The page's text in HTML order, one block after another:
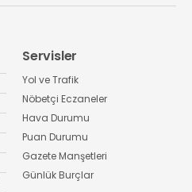
Servisler
Yol ve Trafik
Nöbetçi Eczaneler
Hava Durumu
Puan Durumu
Gazete Manşetleri
Günlük Burçlar